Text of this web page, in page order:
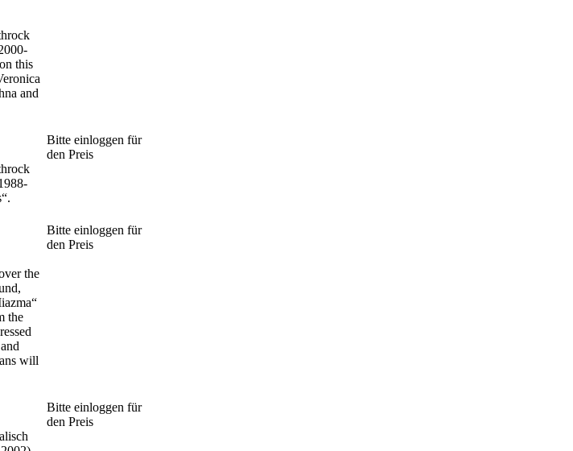
this
and
Bitte einloggen für
den Preis
the
the
will
Bitte einloggen für
den Preis
Bitte einloggen für
den Preis